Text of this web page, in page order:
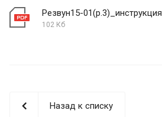
Резвун15-01(р.3)_инструкция
102 Кб
Назад к списку